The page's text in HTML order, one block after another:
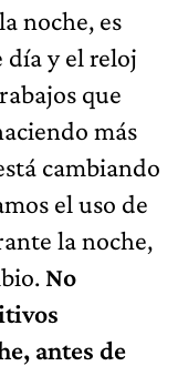
noche, es
día y el reloj
que
más
cambiando
el uso de
la noche,
No
antes de